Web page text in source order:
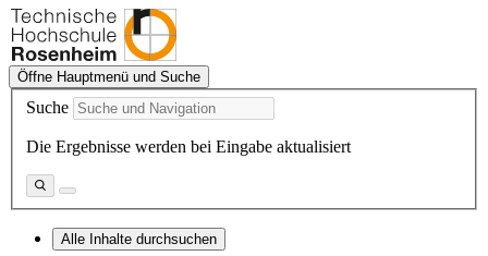
Öffne Hauptmenü und Suche
Suche
Die Ergebnisse werden bei Eingabe aktualisiert
Alle Inhalte durchsuchen